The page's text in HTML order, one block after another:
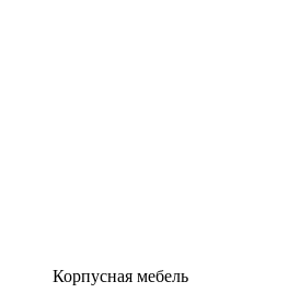
Корпусная мебель